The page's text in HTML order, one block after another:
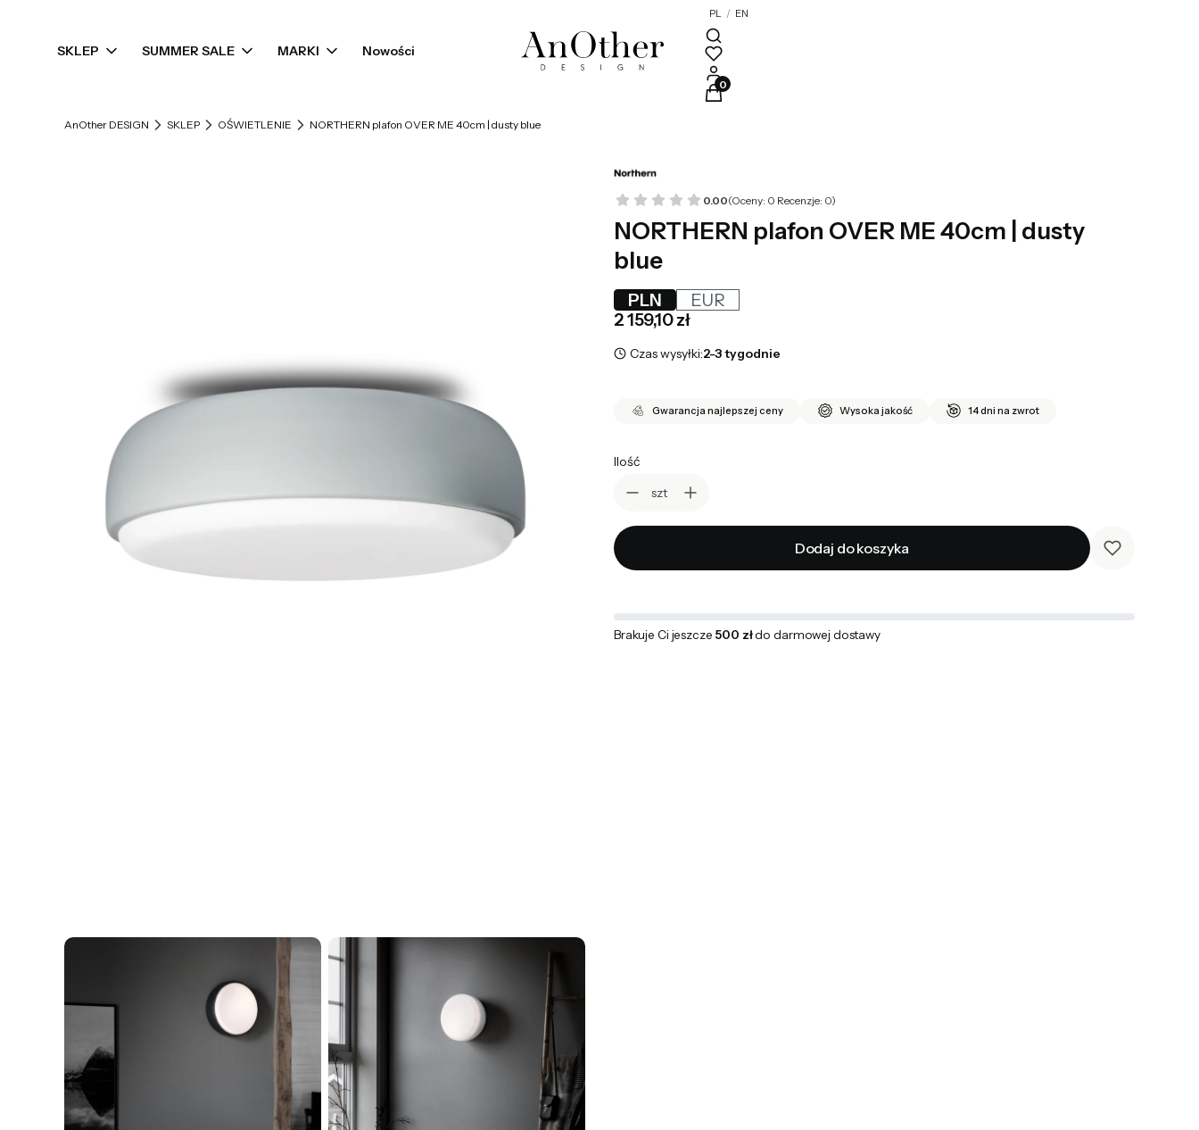
SKLEP SUMMER SALE MARKI Nowości
PL / EN
Produkty w koszyku: 0. Zobacz szczegóły
AnOther DESIGN SKLEP OŚWIETLENIE NORTHERN plafon OVER ME 40cm | dusty blue
0.00(Oceny: 0 Recenzje: 0)
NORTHERN plafon OVER ME 40cm | dusty
blue
PLN
EUR
Cena
2 159,10 zł
Czas wysyłki:2-3 tygodnie
Gwarancja najlepszej ceny Wysoka jakość 14 dni na zwrot
Ilość
szt
Dodaj do koszyka
Brakuje Ci jeszcze 500 złdo darmowej dostawy